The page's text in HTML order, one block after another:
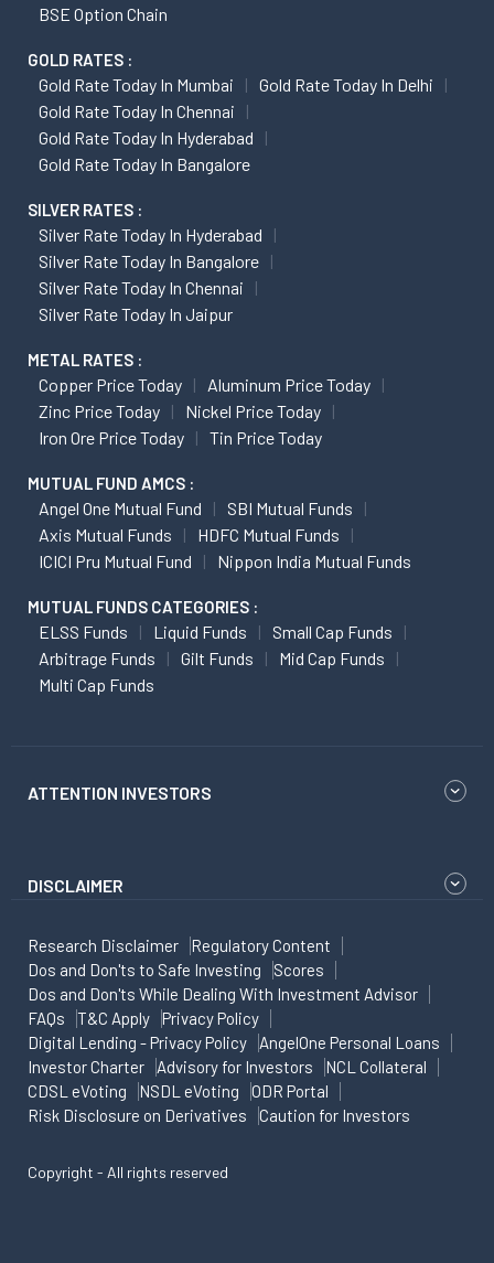
BSE Option Chain
GOLD RATES :
Gold Rate Today In Mumbai
Gold Rate Today In Delhi
Gold Rate Today In Chennai
Gold Rate Today In Hyderabad
Gold Rate Today In Bangalore
SILVER RATES :
Silver Rate Today In Hyderabad
Silver Rate Today In Bangalore
Silver Rate Today In Chennai
Silver Rate Today In Jaipur
METAL RATES :
Copper Price Today
Aluminum Price Today
Zinc Price Today
Nickel Price Today
Iron Ore Price Today
Tin Price Today
MUTUAL FUND AMCS :
Angel One Mutual Fund
SBI Mutual Funds
Axis Mutual Funds
HDFC Mutual Funds
ICICI Pru Mutual Fund
Nippon India Mutual Funds
MUTUAL FUNDS CATEGORIES :
ELSS Funds Liquid Funds
Small Cap Funds
Arbitrage Funds
Gilt Funds
Mid Cap Funds
Multi Cap Funds
ATTENTION INVESTORS
DISCLAIMER
Research Disclaimer
Regulatory Content
Dos and Don'ts to Safe Investing
Scores
Dos and Don'ts While Dealing With Investment Advisor
FAQs
T&C Apply
Privacy Policy
Digital Lending - Privacy Policy
AngelOne Personal Loans
Investor Charter
Advisory for Investors
NCL Collateral
CDSL eVoting
NSDL eVoting
ODR Portal
Risk Disclosure on Derivatives
Caution for Investors
Copyright - All rights reserved